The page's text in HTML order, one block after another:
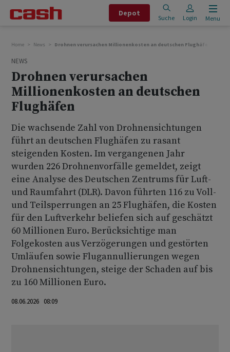
Depot
Suche Login Menu
Home News Drohnen verursachen Millionenkosten an deutschen Flughäfen
NEWS
Drohnen verursachen
Millionenkosten an deutschen
Flughäfen
Die wachsende Zahl von Drohnensichtungen
führt an deutschen Flughäfen zu rasant
steigenden Kosten. Im vergangenen Jahr
wurden 226 Drohnenvorfälle gemeldet, zeigt
eine Analyse des Deutschen Zentrums für Luft-
und Raumfahrt (DLR). Davon führten 116 zu Voll-
und Teilsperrungen an 25 Flughäfen, die Kosten
für den Luftverkehr beliefen sich auf geschätzt
60 Millionen Euro. Berücksichtige man
Folgekosten aus Verzögerungen und gestörten
Umläufen sowie Flugannullierungen wegen
Drohnensichtungen, steige der Schaden auf bis
zu 160 Millionen Euro.
08.06.2026 08:09